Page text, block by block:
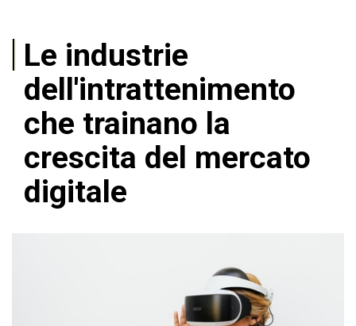
Le industrie
dell'intrattenimento
che trainano la
crescita del mercato
digitale